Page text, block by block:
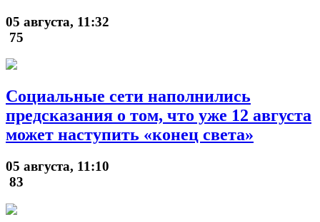
05 августа, 11:32
75
Социальные сети наполнились
предсказания о том, что уже 12 августа
может наступить «конец света»
05 августа, 11:10
83